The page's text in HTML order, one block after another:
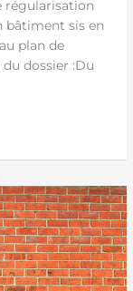
régularisation
bâtiment sis en
plan de
dossier :Du